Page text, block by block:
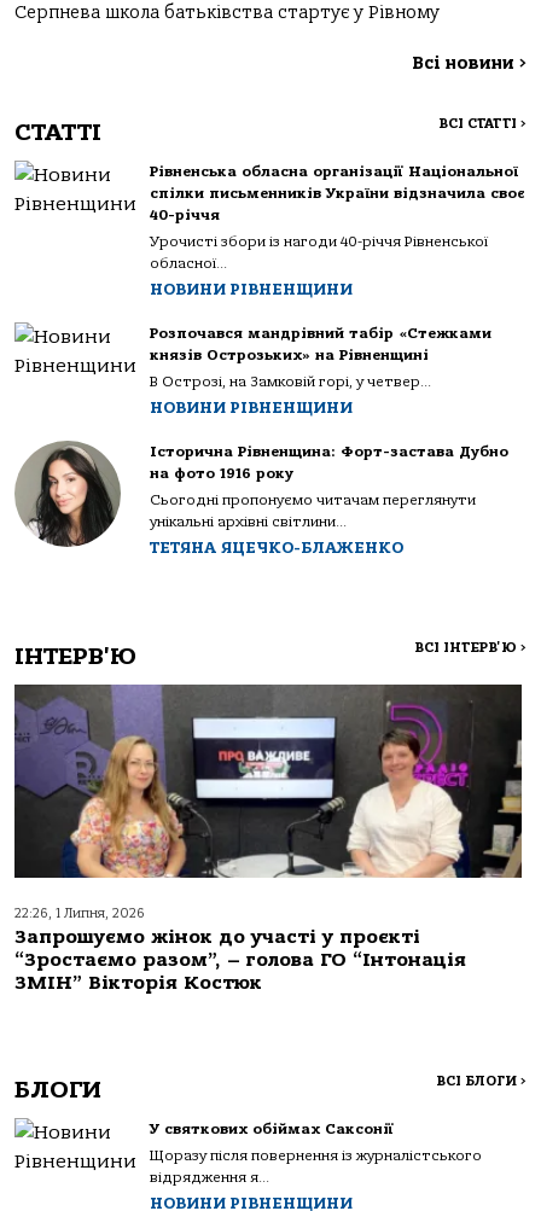
Серпнева школа батьківства стартує у Рівному
Всі новини >
СТАТТІ ВСІ СТАТТІ >
Рівненська обласна організації Національної
спілки письменників України відзначила своє
40-річчя
Урочисті збори із нагоди 40-річчя Рівненської
обласної...
НОВИНИ РІВНЕНЩИНИ
Розпочався мандрівний табір «Стежками
князів Острозьких» на Рівненщині
В Острозі, на Замковій горі, у четвер...
НОВИНИ РІВНЕНЩИНИ
Історична Рівненщина: Форт-застава Дубно
на фото 1916 року
Сьогодні пропонуємо читачам переглянути
унікальні архівні світлини...
ТЕТЯНА ЯЦЕЧКО-БЛАЖЕНКО
ІНТЕРВ'Ю ВСІ ІНТЕРВ'Ю >
22:26, 1 Липня, 2026
Запрошуємо жінок до участі у проєкті
“Зростаємо разом”, – голова ГО “Інтонація
ЗМІН” Вікторія Костюк
БЛОГИ ВСІ БЛОГИ >
У святкових обіймах Саксонії
Щоразу після повернення із журналістського
відрядження я...
НОВИНИ РІВНЕНЩИНИ